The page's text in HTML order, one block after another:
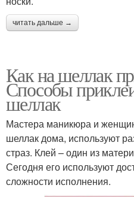
читать дальше →
Как на шеллак
Способы
шеллак
Мастера маникюра и
шеллак дома, используют
страз. Клей – один из
Сегодня его используют
сложности исполнения.